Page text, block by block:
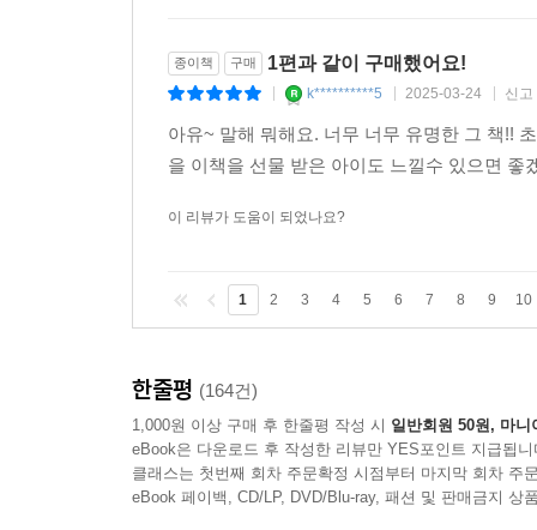
종이책 구매 1편과 같이 구매했어요!
k**********5 2025-03-24 신고
아유~ 말해 뭐해요. 너무 너무 유명한 그 책!!
을 이책을 선물 받은 아이도 느낄수 있으면
이 리뷰가 도움이 되었나요?
1 2 3 4 5 6 7 8 9 10
한줄평 (164건)
1,000원 이상 구매 후 한줄평 작성 시 일반회원 50원, 마니
eBook은 다운로드 후 작성한 리뷰만 YES포인트 지급됩니
클래스는 첫번째 회차 주문확정 시점부터 마지막 회차 주
eBook 페이백, CD/LP, DVD/Blu-ray, 패션 및 판매금지 상